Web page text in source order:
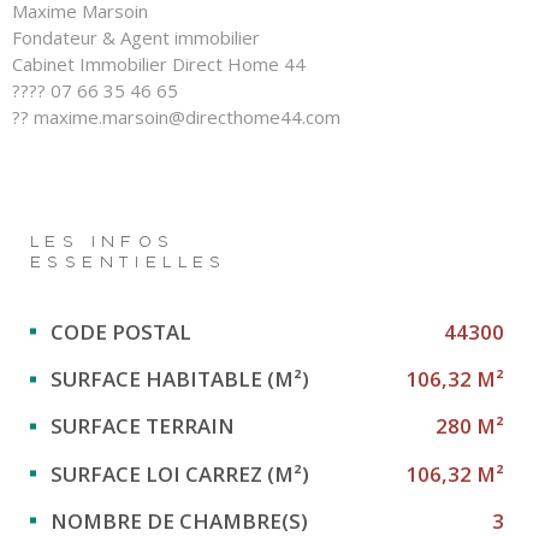
Maxime Marsoin
Fondateur & Agent immobilier
Cabinet Immobilier Direct Home 44
???? 07 66 35 46 65
?? maxime.marsoin@directhome44.com
LES INFOS
ESSENTIELLES
Caractérisque Valeurs
CODE POSTAL
44300
SURFACE HABITABLE (M²)
106,32 M²
SURFACE TERRAIN
280 M²
SURFACE LOI CARREZ (M²)
106,32 M²
NOMBRE DE CHAMBRE(S)
3